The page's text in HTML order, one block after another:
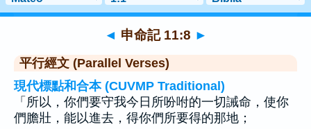
◄ 申命記 11:8 ►
平行經文 (Parallel Verses)
現代標點和合本 (CUVMP Traditional)
「所以，你們要守我今日所吩咐的一切誡命，使你
們膽壯，能以進去，得你們所要得的那地；